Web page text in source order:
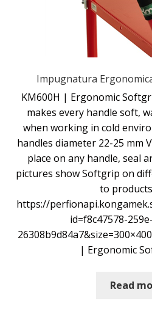
Impugnatura
KM600H | Ergonomic
makes every handle soft,
when working in cold
handles diameter 22-25 mm
place on any handle, seal
pictures show Softgrip on
to
https://
id=f8c47578-
| Ergonomic
Read